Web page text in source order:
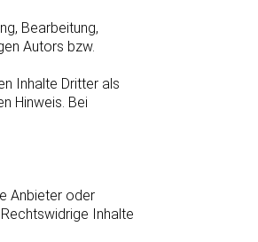
Bearbeitung,
Autors bzw.
Inhalte Dritter als
Hinweis. Bei
Anbieter oder
Inhalte